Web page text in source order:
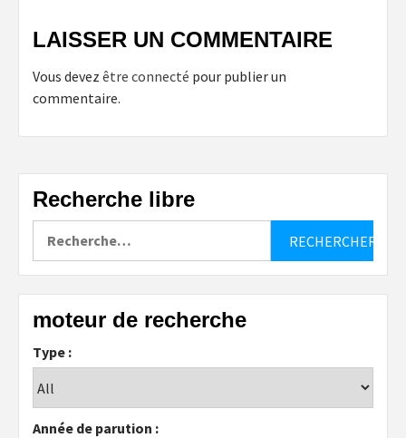
LAISSER UN COMMENTAIRE
Vous devez être connecté pour publier un
commentaire.
Recherche libre
moteur de recherche
Type :
Année de parution :